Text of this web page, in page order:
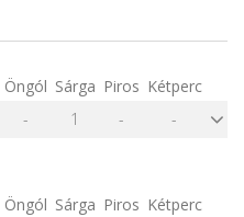
Öngól Sárga Piros Kétperc
- 1 - -
Öngól Sárga Piros Kétperc